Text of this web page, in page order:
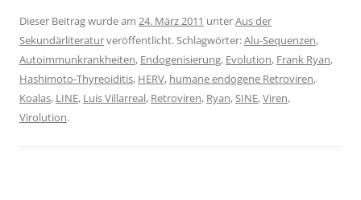
Dieser Beitrag wurde am 24. März 2011 unterAus der
Sekundärliteraturveröffentlicht. Schlagwörter:Alu-Sequenzen,
Autoimmunkrankheiten, Endogenisierung, Evolution, Frank Ryan,
Hashimoto-Thyreoiditis, HERV, humane endogene Retroviren,
Koalas, LINE, Luis Villarreal, Retroviren, Ryan,SINE,Viren,
Virolution.